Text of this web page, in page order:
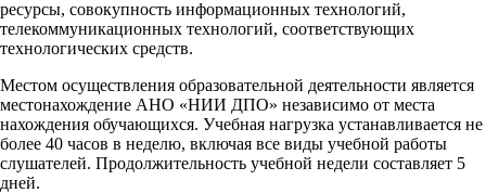
ресурсы, совокупность информационных технологий,
телекоммуникационных технологий, соответствующих
технологических средств.
Местом осуществления образовательной деятельности является
местонахождение АНО «НИИ ДПО» независимо от места
нахождения обучающихся. Учебная нагрузка устанавливается не
более 40 часов в неделю, включая все виды учебной работы
слушателей. Продолжительность учебной недели составляет 5
дней.